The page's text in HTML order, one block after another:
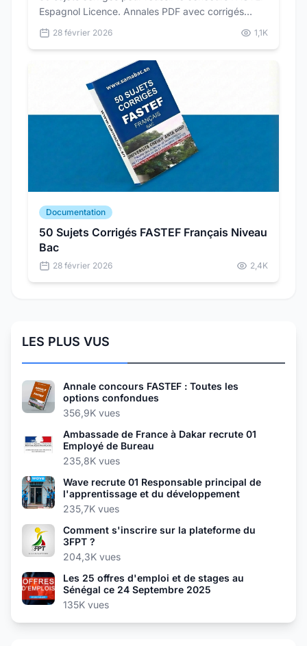
Espagnol Licence. Annales PDF avec corrigés
détaillés pour vous préparer dans les conditions
réelles du concours.
28 février 2026 1,1K
Documentation
50 Sujets Corrigés FASTEF Français Niveau
Bac
28 février 2026 2,4K
LES PLUS VUS
Annale concours FASTEF : Toutes les
options confondues
356,9K vues
Ambassade de France à Dakar recrute 01
Employé de Bureau
235,8K vues
Wave recrute 01 Responsable principal de
l'apprentissage et du développement
235,7K vues
Comment s'inscrire sur la plateforme du
3FPT ?
204,3K vues
Les 25 offres d'emploi et de stages au
Sénégal ce 24 Septembre 2025
135K vues